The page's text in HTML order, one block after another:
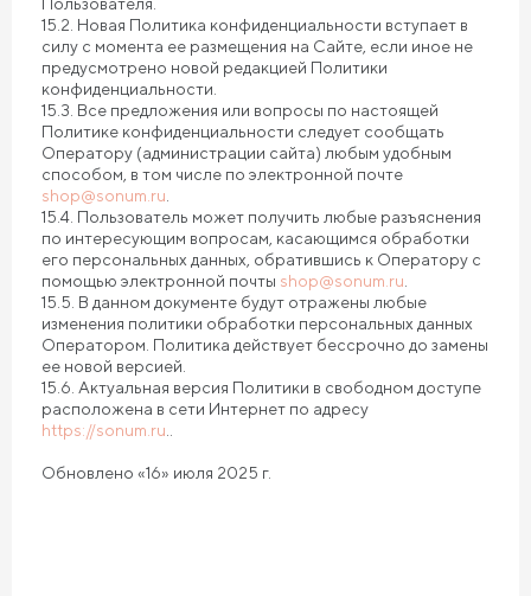
15.2. Новая Политика конфиденциальности вступает в
силу с момента ее размещения на Сайте, если иное не
предусмотрено новой редакцией Политики
конфиденциальности.
15.3. Все предложения или вопросы по настоящей
Политике конфиденциальности следует сообщать
Оператору (администрации сайта) любым удобным
способом, в том числе по электронной почте
shop@sonum.ru
15.4. Пользователь может получить любые разъяснения
по интересующим вопросам, касающимся обработки
его персональных данных, обратившись к Оператору с
помощью электронной почты shop@sonum.ru
15.5. В данном документе будут отражены любые
изменения политики обработки персональных данных
Оператором. Политика действует бессрочно до замены
ее новой версией.
15.6. Актуальная версия Политики в свободном доступе
расположена в сети Интернет по адресу
https://sonum.ru
Обновлено «16» июля 2025 г.